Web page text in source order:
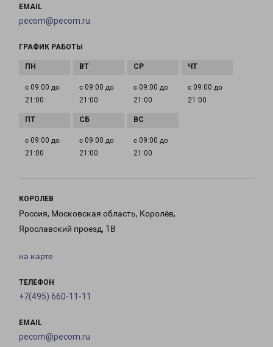
EMAIL
pecom@pecom.ru
ГРАФИК РАБОТЫ
с 09:00 до
21:00
с 09:00 до
21:00
с 09:00 до
21:00
с 09:00 до
21:00
с 09:00 до
21:00
с 09:00 до
21:00
с 09:00 до
21:00
КОРОЛЕВ
Россия, Московская область, Королёв,
Ярославский проезд, 1В
на карте
ТЕЛЕФОН
+7(495) 660-11-11
EMAIL
pecom@pecom.ru